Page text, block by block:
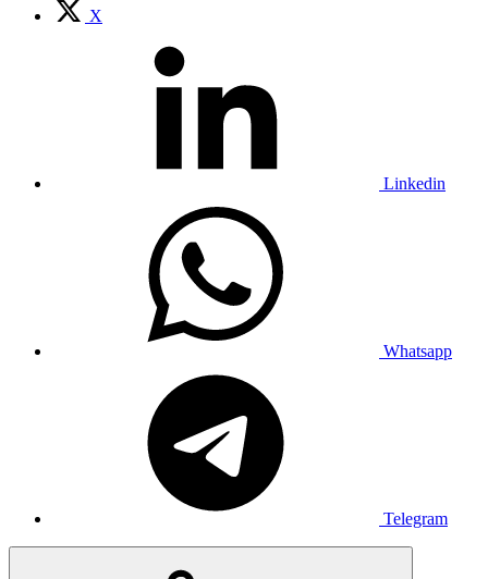
X
Linkedin
Whatsapp
Telegram